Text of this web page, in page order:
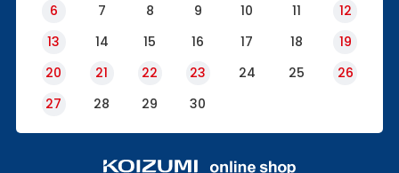
6
7 8 9 10 11
12
13
14 15 16 17 18
19
20
21 22 23 24 25
26
27
28 29 30